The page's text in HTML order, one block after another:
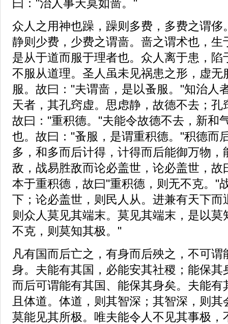
曰："治人事天莫如啬。"
众人之用神也躁，躁则多费，多费之谓侈
静则少费，少费之谓啬。啬之谓术也，生
是从于道而服于理者也。众人离于患，陷
不服从道理。圣人虽未见祸患之形，虚无
服。故曰："夫谓啬，是以蚤服。"知治人
天者，其孔窍虚。思虑静，故德不去；孔
故曰："重积德。"夫能令故德不去，新和
也。故曰："蚤服，是谓重积德。"积德而
多，和多而后计得，计得而后能御万物，
敌，战易胜敌而论必盖世，论必盖世，故
本于重积德，故曰"重积德，则无不克。"
下；论必盖世，则民人从。进兼有天下而
则众人莫见其端末。莫见其端末，是以莫
不克，则莫知其极。"
凡有国而后亡之，有身而后殃之，不可谓
身。夫能有其国，必能安其社稷；能保其
而后可谓能有其国、能保其身矣。夫能有
且体道。体道，则其智深；其智深，则
莫能见其所极。唯夫能令人不见其事极，